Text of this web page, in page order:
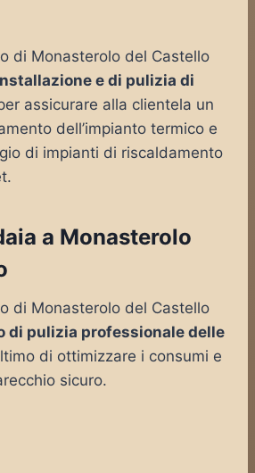
di Monasterolo del Castello
e di pulizia di
assicurare alla clientela un
dell’impianto termico e
di impianti di riscaldamento
a Monasterolo
di Monasterolo del Castello
di pulizia professionale delle
di ottimizzare i consumi e
sicuro.